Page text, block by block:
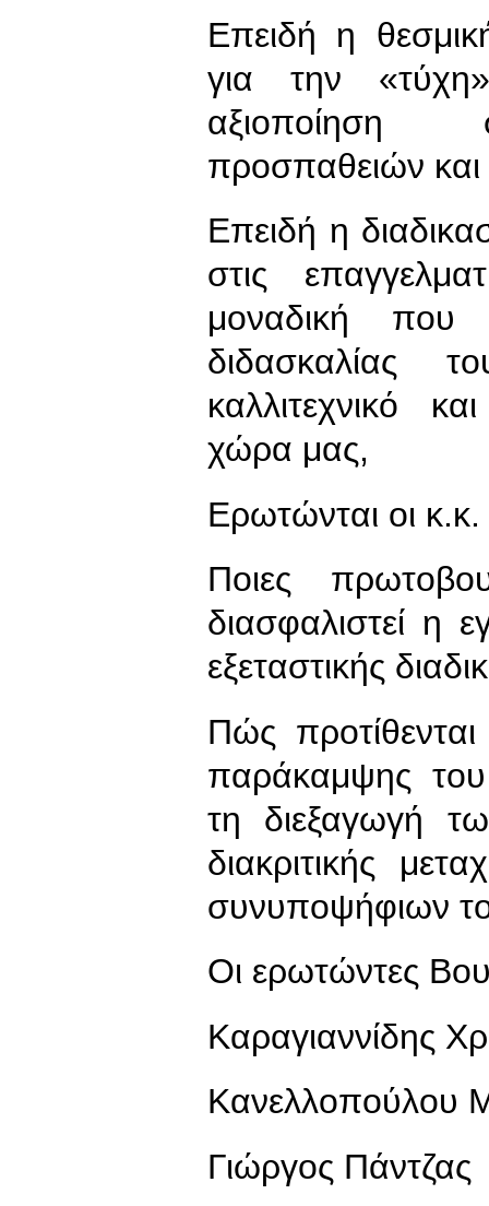
Επειδή η
για την
αξιοποίηση
προσπαθειών
Επειδή η
στις
μοναδική που
καλλιτεχνικό
χώρα μας,
Ερωτώνται οι
Ποιες
διασφαλιστεί η
εξεταστικής
Πώς
παράκαμψης
τη διεξαγωγή
διακριτικής
συνυποψήφιων
Οι ερωτώντες
Καραγιαννίδης
Κανελλοπούλου
Γιώργος Πάντζας